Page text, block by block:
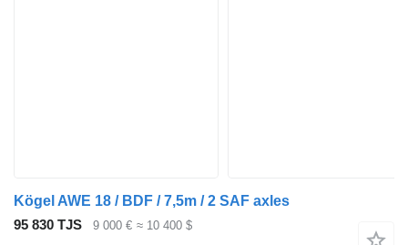
Kögel AWE 18 / BDF / 7,5m / 2 SAF axles
95 830 TJS
9 000 € ≈ 10 400 $